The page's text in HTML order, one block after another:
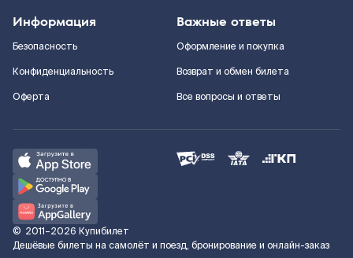
Информация
Безопасность
Конфиденциальность
Оферта
Важные ответы
Оформление и покупка
Возврат и обмен билета
Все вопросы и ответы
© 2011–2026 Купибилет
Дешёвые билеты на самолёт и поезд, бронирование и онлайн-заказ